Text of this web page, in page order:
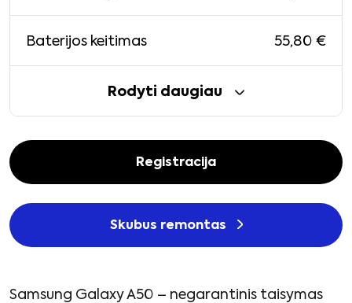
Baterijos keitimas 55,80 €
Rodyti daugiau
Registracija
Skubus remontas
Samsung Galaxy A50 – negarantinis taisymas